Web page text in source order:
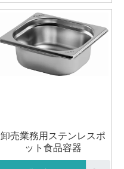
卸売業務用ステンレスポ
ット食品容器